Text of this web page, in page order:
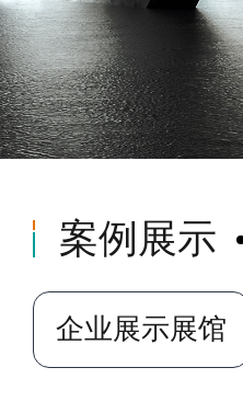
案例展示
企业展示展馆